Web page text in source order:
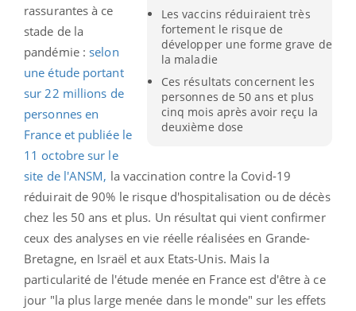
Les vaccins réduiraient très
fortement le risque de
développer une forme grave de
la maladie
Ces résultats concernent les
personnes de 50 ans et plus
cinq mois après avoir reçu la
deuxième dose
rassurantes à ce
stade de la
pandémie : selon
une étude portant
sur 22 millions de
personnes en
France et publiée le
11 octobre sur le
site de l'ANSM, la vaccination contre la Covid-19
réduirait de 90% le risque d'hospitalisation ou de décès
chez les 50 ans et plus. Un résultat qui vient confirmer
ceux des analyses en vie réelle réalisées en Grande-
Bretagne, en Israël et aux Etats-Unis. Mais la
particularité de l'étude menée en France est d'être à ce
jour "la plus large menée dans le monde" sur les effets